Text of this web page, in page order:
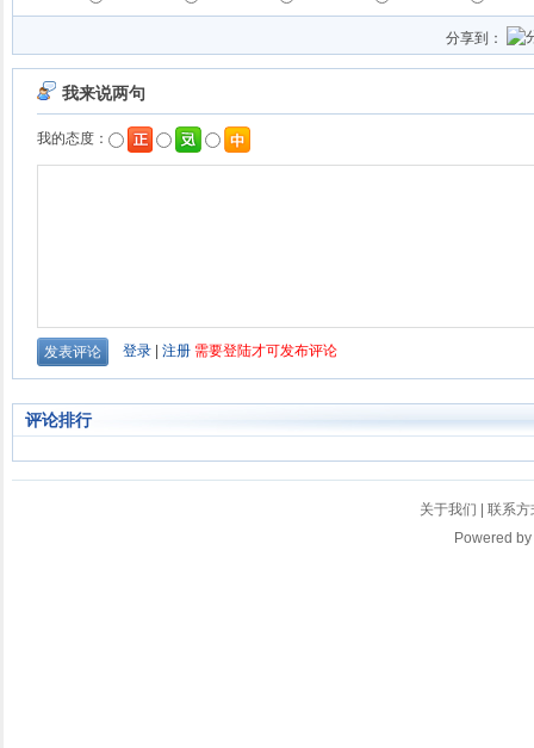
分享到：
评论排行
关于我们
联系方
Powered by